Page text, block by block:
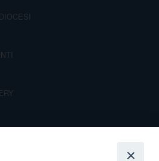
ORAZIO FRANCESCO